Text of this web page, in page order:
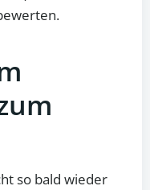
so bald wieder